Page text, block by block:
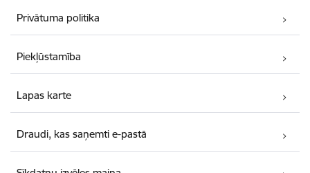
Privātuma politika
Piekļūstamība
Lapas karte
Draudi, kas saņemti e-pastā